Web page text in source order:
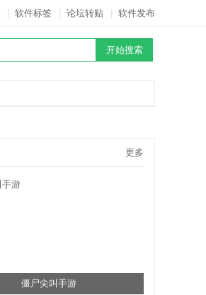
软件标签 论坛转贴 软件发布
更多
僵尸尖叫手游